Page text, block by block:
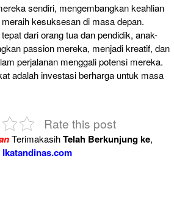
sendiri, mengembangkan keahlian
kesuksesan di masa depan.
dari orang tua dan pendidik, anak-
passion mereka, menjadi kreatif, dan
perjalanan menggali potensi mereka.
adalah investasi berharga untuk masa
Rate this post
TerimakasihTelah Berkunjung ke,
Ikatandinas.com